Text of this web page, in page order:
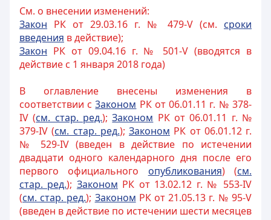
См. о внесении изменений:
Закон РК от 29.03.16 г. № 479-V (см. сроки
введения в действие);
Закон РК от 09.04.16 г. № 501-V (вводятся в
действие с 1 января 2018 года)
В оглавление внесены изменения в
соответствии с3аконом РК от 06.01.11 г. № 378-
IV (см. стар. ред.);Законом РК от 06.01.11 г. №
379-IV (см. стар. ред.); Законом РК от 06.01.12 г.
№ 529-IV (введен в действие по истечении
двадцати одного календарного дня после его
первого официального опубликования) (см.
стар. ред.); Законом РК от 13.02.12 г. № 553-IV
(см. стар. ред.); Законом РК от 21.05.13 г. № 95-V
(введен в действие по истечении шести месяцев